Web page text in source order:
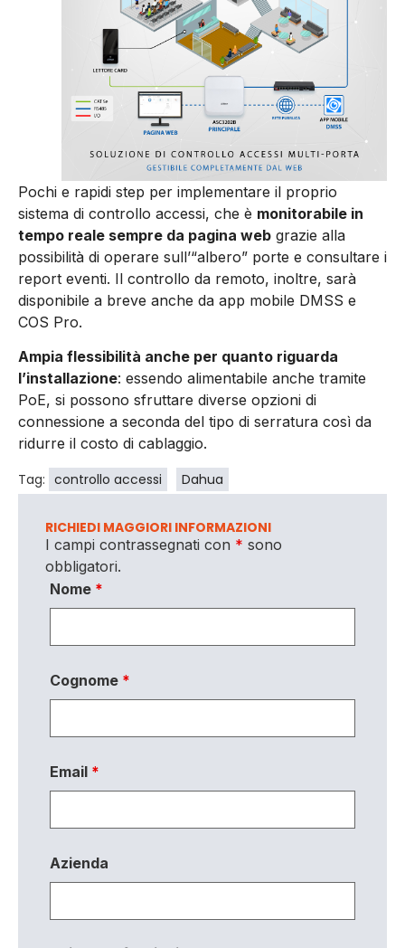
Pochi e rapidi step per implementare il proprio
sistema di controllo accessi, che è monitorabile in
tempo reale sempre da pagina web grazie alla
possibilità di operare sull’“albero” porte e consultare i
report eventi. Il controllo da remoto, inoltre, sarà
disponibile a breve anche da app mobile DMSS e
COS Pro.
Ampia flessibilità anche per quanto riguarda
l’installazione: essendo alimentabile anche tramite
PoE, si possono sfruttare diverse opzioni di
connessione a seconda del tipo di serratura così da
ridurre il costo di cablaggio.
Tag: controllo accessi Dahua
RICHIEDI MAGGIORI INFORMAZIONI
I campi contrassegnati con * sono
obbligatori.
Nome *
Cognome *
Email *
Azienda